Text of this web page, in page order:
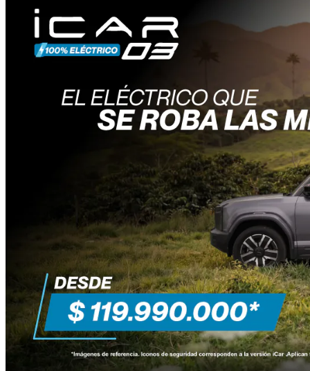
Especiales
El Carro del Año 2025 en Colombia
Recomendados
Publicrónicas
Los Años Tenebrosos del Sector Automotor
Corporativo
Nuestra Historia
Publicaciones El Carro Colombiano S.A.S.: Nuestra empresa
Paute con Nosotros
Política de Cookies
Contáctenos